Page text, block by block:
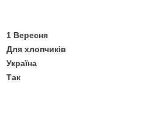
1 Вересня
Для хлопчиків
Україна
Так